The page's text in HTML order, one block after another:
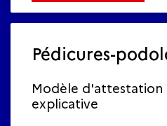
Pédicures-
Modèle d'attestation
explicative